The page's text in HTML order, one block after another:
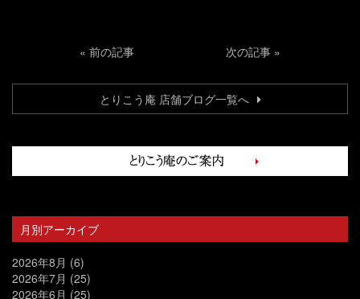
« 前の記事 次の記事 »
とりこう庵 店舗ブログ一覧へ
月別アーカイブ
2026年8月 (6)
2026年7月 (25)
2026年6月 (25)